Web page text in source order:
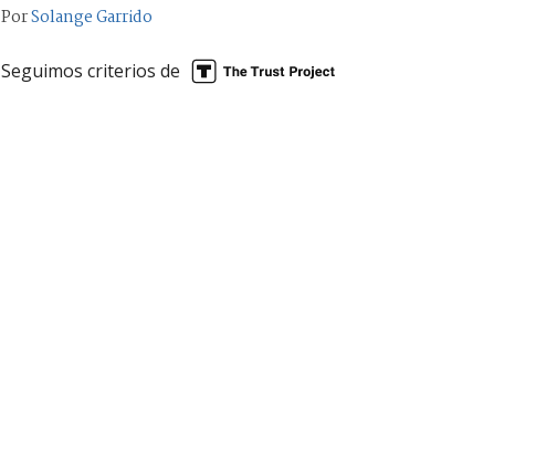
PorSolange Garrido
Seguimos criterios de